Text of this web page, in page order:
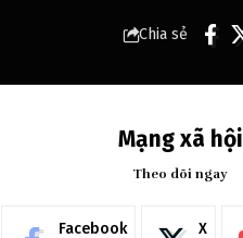
Chia sẻ
Mạng xã hội
Theo dõi ngay
Facebook X